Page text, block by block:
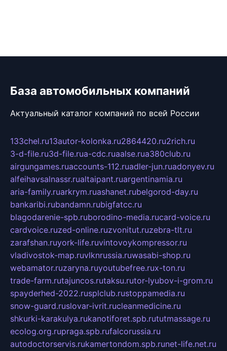
База автомобильных компаний
Актуальный каталог компаний по всей России
133chel.ru13autor-kolonka.ru2864420.ru2rich.ru
3-d-file.ru3d-file.rua-cdc.ruaalse.rua380club.ru
airgungames.ruaccounts-112.ruadler-jun.ruadonyev.ru
alfeihavsalnassr.rualtaipant.ruargentinamia.ru
aria-family.ruarkrym.ruashanet.rubelgorod-day.ru
bankaribi.rubandamn.rubigfatcc.ru
blagodarenie-spb.ruborodino-media.rucard-voice.ru
cardvoice.ruzed-online.ruzvonitut.ruzebra-tlt.ru
zarafshan.ruyork-life.ruvintovoykompressor.ru
vladivostok-map.ruvlknrussia.ruwasabi-shop.ru
webamator.ruzaryna.ruyoutubefree.rux-ton.ru
trade-farm.rutajuncos.rutaksu.rutor-lyubov-i-grom.ru
spayderhed-2022.rusplclub.rustoppamedia.ru
snow-guard.ruslovar-ivrit.rucleanmedicine.ru
shkurki-karakulya.rukanotiforet.spb.rututmassage.ru
ecolog.org.rupraga.spb.rufalcorussia.ru
autodoctorservis.rukamertondom.spb.runet-life.net.ru